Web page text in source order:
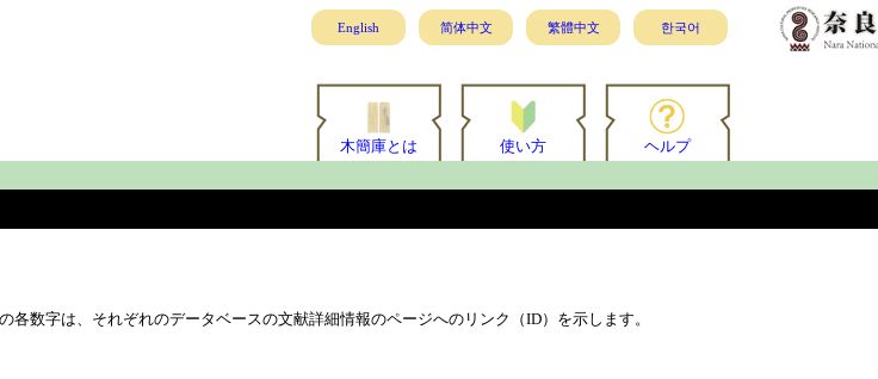
English 简体中文 繁體中文 한국어
木簡庫とは 使い方 ヘルプ
数字は、それぞれのデータベースの文献詳細情報のページへのリンク（ID）を示します。